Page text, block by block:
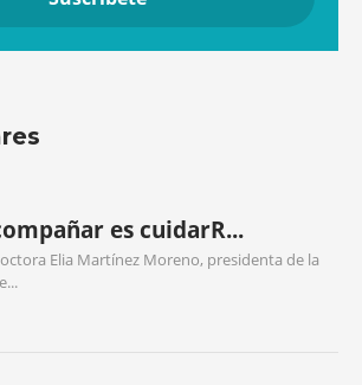
es cuidarR...
Elia Martínez Moreno, presidenta de la